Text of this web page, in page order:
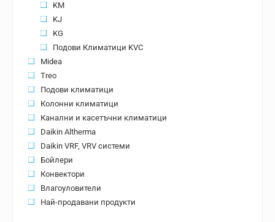
KM
KJ
KG
Подови Климатици KVC
Midea
Treo
Подови климатици
Колонни климатици
Канални и касетъчни климатици
Daikin Altherma
Daikin VRF, VRV системи
Бойлери
Конвектори
Влагоуловители
Най-продавани продукти